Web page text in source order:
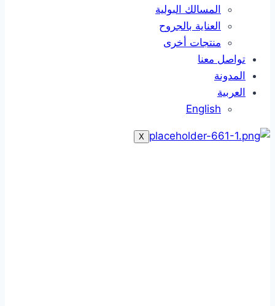
المسالك البولية
العناية بالجروح
منتجات أخرى
تواصل معنا
المدونة
العربية
English
X